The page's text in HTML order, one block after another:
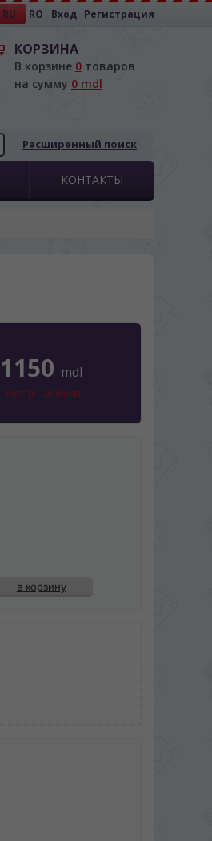
RU RO Вход Регистрация
КОРЗИНА
В корзине 0товаров
на сумму 0 mdl
Расширенный поиск
КОНТАКТЫ
1150 mdl
Нет в наличии
в корзину